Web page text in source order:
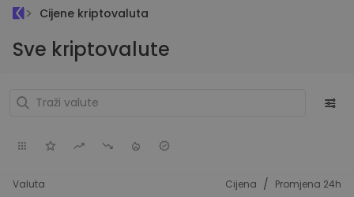
Cijene kriptovaluta
Sve kriptovalute
Valuta Cijena / Promjena 24h